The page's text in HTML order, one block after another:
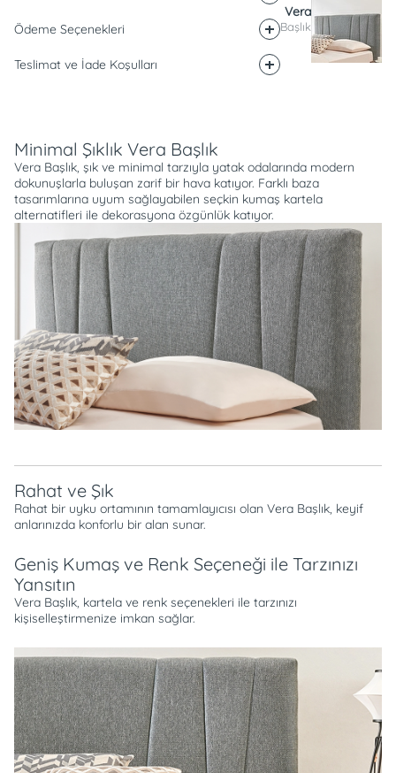
Ödeme Seçenekleri
Teslimat ve İade Koşulları
Vera
Başlık
Minimal Şıklık Vera Başlık
Vera Başlık, şık ve minimal tarzıyla yatak odalarında modern
dokunuşlarla buluşan zarif bir hava katıyor. Farklı baza
tasarımlarına uyum sağlayabilen seçkin kumaş kartela
alternatifleri ile dekorasyona özgünlük katıyor.
Rahat ve Şık
Rahat bir uyku ortamının tamamlayıcısı olan Vera Başlık, keyif
anlarınızda konforlu bir alan sunar.
Geniş Kumaş ve Renk Seçeneği ile Tarzınızı
Yansıtın
Vera Başlık, kartela ve renk seçenekleri ile tarzınızı
kişiselleştirmenize imkan sağlar.